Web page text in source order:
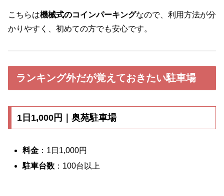
こちらは機械式のコインパーキングなので、利用方法が分
かりやすく、初めての方でも安心です。
ランキング外だが覚えておきたい駐車場
1日1,000円｜奥苑駐車場
料金 ：1日1,000円
駐車台数 ：100台以上